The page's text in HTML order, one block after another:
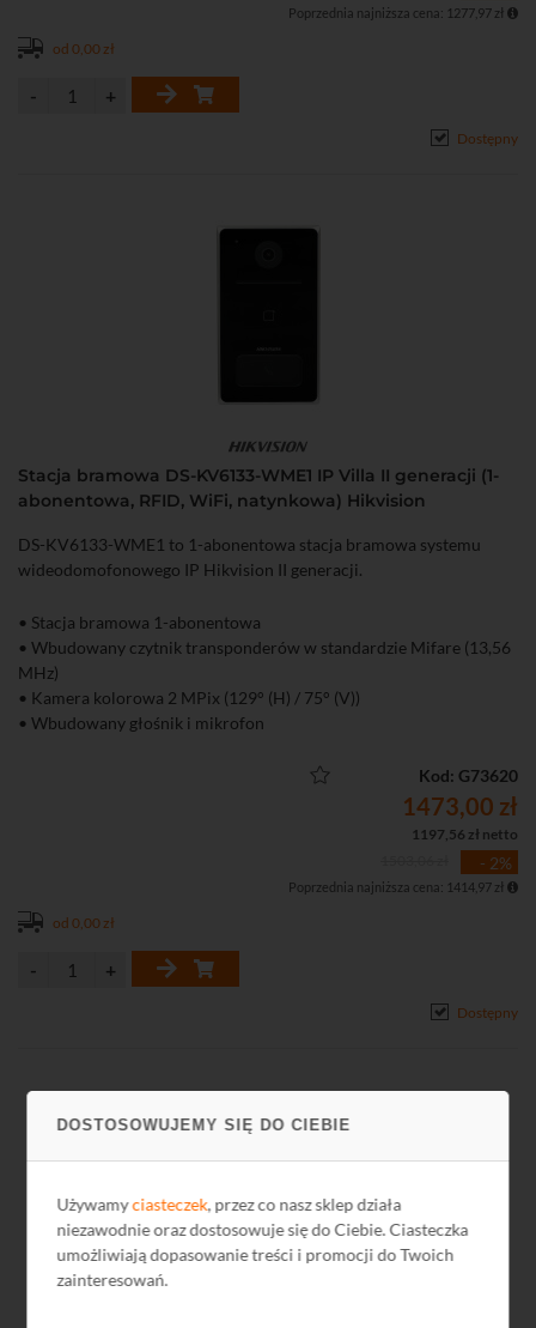
DOSTOSOWUJEMY SIĘ DO CIEBIE
Używamyciasteczek, przez co nasz sklep działa
niezawodnie oraz dostosowuje się do Ciebie. Ciasteczka
umożliwiają dopasowanie treści i promocji do Twoich
zainteresowań.
• Możliwość dodania do 16 podrzędnych stacji bramowych w
trybie podstawowym
• Możliwość tworzenie harmonogramów dzwonienia
• Obsługa za pomocą iVMS-4200, przeglądarki, Hik-Connect
• Możliwość bezpośredniego dodania do chmury Hik-Connect
Poprzednia najniższa cena: 1277,97 zł
od 0,00 zł
Dostępny
Stacja bramowa DS-KV6133-WME1 IP Villa II generacji (1-
abonentowa, RFID, WiFi, natynkowa) Hikvision
DS-KV6133-WME1 to 1-abonentowa stacja bramowa systemu
wideodomofonowego IP Hikvision II generacji.
• Stacja bramowa 1-abonentowa
• Wbudowany czytnik transponderów w standardzie Mifare (13,56
MHz)
• Kamera kolorowa 2 MPix (129° (H) / 75° (V))
• Wbudowany głośnik i mikrofon
• 1 wyjście przekaźnikowe do sterowania (NO/NC)
• Możliwość dodania do 16 podrzędnych stacji bramowych w
trybie podstawowym
• Możliwość tworzenie harmonogramów dzwonienia
• Obsługa za pomocą iVMS-4200, przeglądarki, Hik-Connect
• Możliwość bezpośredniego dodania do chmury Hik-Connect
• Interfejs Ethernet: 1 x RJ-45 10/100 Base-T, Wi-Fi (2,4 GHz)
Kod: G73620
1473,00 zł
1197,56 zł netto
- 2%
Poprzednia najniższa cena: 1414,97 zł
od 0,00 zł
Dostępny